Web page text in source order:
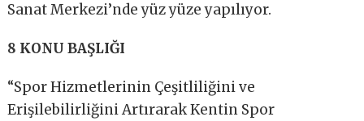
Sanat Merkezi’nde yüz yüze yapılıyor.
8 KONU BAŞLIĞI
“Spor Hizmetlerinin Çeşitliliğini ve
Erişilebilirliğini Artırarak Kentin Spor